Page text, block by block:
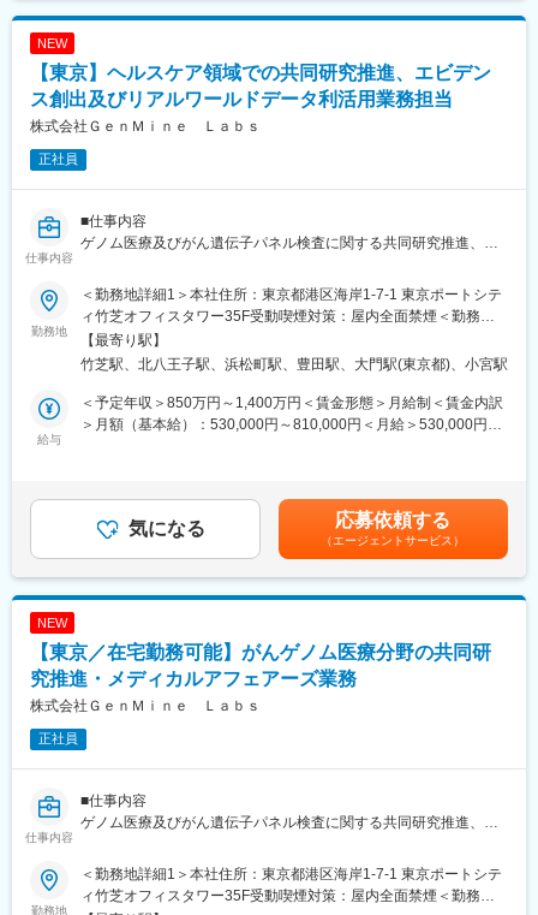
通信販売やネット販売ではなく、専門アドバイザーがモイスティ
ーヌサロンにてカウンセリングを行いながら、お客様にあわせた
ご提案をしていきます。全国に販売会社とサロンがあります。
施策の立案・実行
・海外パートナーとの良好な関係構築、現地市場や顧客要望の情
報収集
た製品等）、基礎化粧品
世界に認められる独自の医療機器を広めるやりがい、グローバル
な営業経験が積めます。新規市場開拓や既存代理店の成長支援な
ど、多様な挑戦が可能です。
■教育体制
入社後はOJTや研修制度が整い、医療機器の知識や海外営業ノウ
ハウをしっかり学べます。語学力や営業力の向上もサポートしま
平均残業4時間、在宅勤務・時差出勤可。
育児支援、資格取得支援、退職金、オフィスドリンク・菓子提供
■会社の魅力：
礎化粧品の組み合わせによる『モイスティーヌ基礎美容法』は、
健康的でトラブルのない美しい素肌に導きます。
通信販売やネット販売ではなく、専門アドバイザーがモイスティ
ご提案をしていきます。全国に販売会社とサロンがあります。
NEW
【東京】ヘルスケア領域での共同研究推進、エビデン
ス創出及びリアルワールドデータ利活用業務担当
株式会社ＧｅｎＭｉｎｅ Ｌａｂｓ
正社員
仕事内容
■仕事内容
ゲノム医療及びがん遺伝子パネル検査に関する共同研究推進、エ
します。
・社外共同研究及び自社主導研究の中長期計画立案及び実行
・社外研究機関・医療機関との共同研究の推進及び進捗管理
・メディカル戦略部主導リアルワールドデータ研究及び外部発表
の推進
・自社製品に関するエビデンスジェネレーションプラン及びパブ
リケーションプランの策定
・データ利活用を通じたがんゲノム医療の現状・将来展望の分
析、自社製品におけるGap Analysisを用いた臨床研究の立案・実
・社外共同研究及びメディカル戦略部主導研究の推進
■仕事の魅力／やりがい／将来ビジョン
・海外にある関係会社と連携して事業を進めており、グローバル
・バイオ技術者、IT・AI技術者、マーケティング、営業などさま
勤務地
＜勤務地詳細1＞本社住所：東京都港区海岸1-7-1 東京ポートシテ
ィ竹芝オフィスタワー35F受動喫煙対策：屋内全面禁煙＜勤務地
詳細2＞日野サイト住所：東京都日野市さくら町1 勤務地最寄駅：
JR中央線線／豊田駅受動喫煙対策：敷地内喫煙可能場所あり変更
【最寄り駅】
竹芝駅、北八王子駅、浜松町駅、豊田駅、大門駅(東京都)、小宮駅
給与
＜予定年収＞850万円～1,400万円＜賃金形態＞月給制＜賃金内訳
＞月額（基本給）：530,000円～810,000円＜月給＞530,000円～
気になる 応募依頼する
（エージェントサービス）
NEW
【東京／在宅勤務可能】がんゲノム医療分野の共同研
究推進・メディカルアフェアーズ業務
株式会社ＧｅｎＭｉｎｅ Ｌａｂｓ
正社員
仕事内容
■仕事内容
ゲノム医療及びがん遺伝子パネル検査に関する共同研究推進、エ
します。
〇共同研究・臨床研究の推進
勤務地
＜勤務地詳細1＞本社住所：東京都港区海岸1-7-1 東京ポートシテ
ィ竹芝オフィスタワー35F受動喫煙対策：屋内全面禁煙＜勤務地